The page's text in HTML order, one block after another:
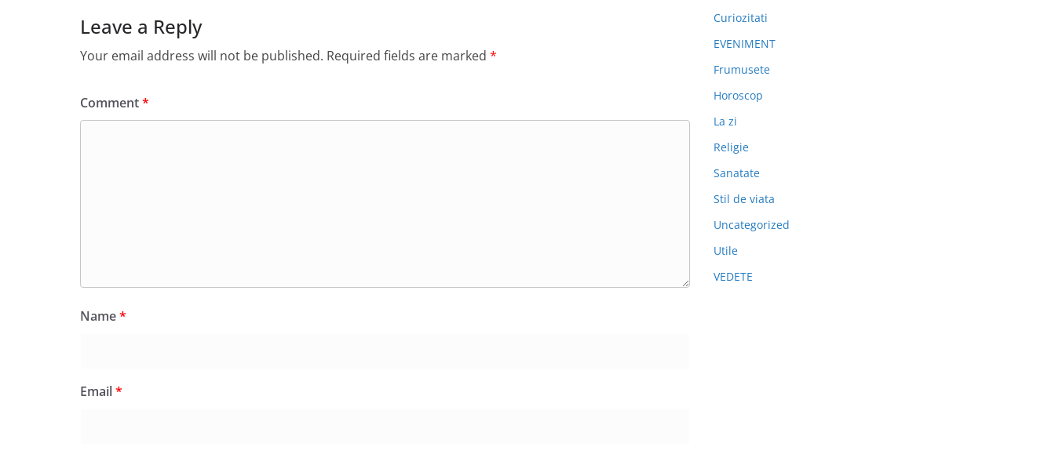
Leave a Reply
Your email address will not be published. Required fields are marked *
Comment*
Name*
Email*
Curiozitati
EVENIMENT
Frumusete
Horoscop
La zi
Religie
Sanatate
Stil de viata
Uncategorized
Utile
VEDETE